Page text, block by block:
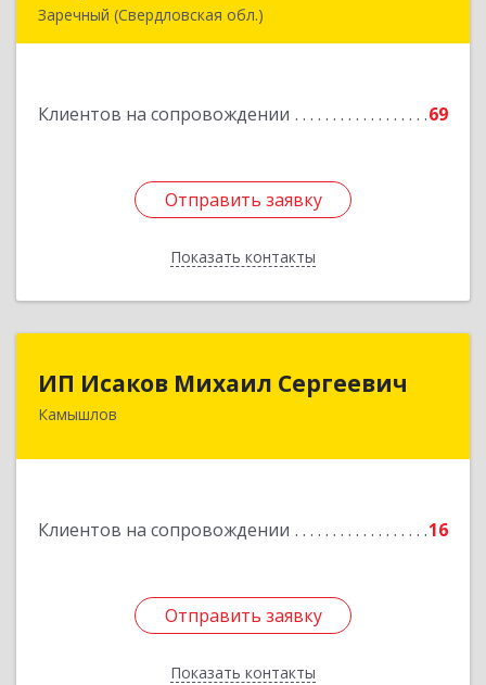
Заречный (Свердловская обл.)
Клиентов на сопровождении 69
Отправить заявку
Показать контакты
Подробнее
Отправить заявку
Назад
ИП Исаков Михаил Сергеевич
Камышлов
Клиентов на сопровождении 16
Отправить заявку
Показать контакты
624860, Свердловская обл, Камышлов г, Ленина
Отправить заявку
Назад